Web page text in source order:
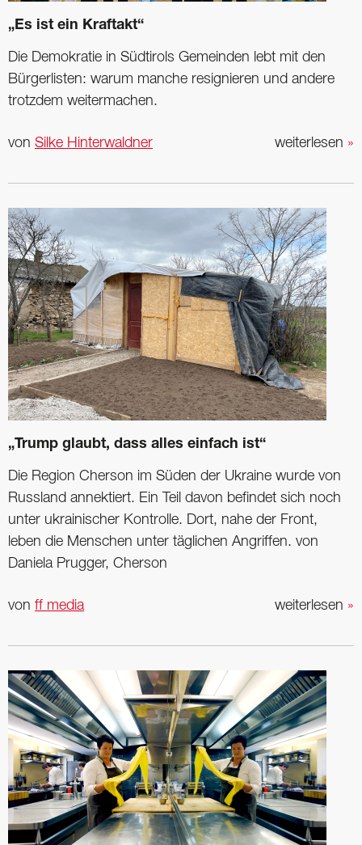
„Es ist ein Kraftakt“
Die Demokratie in Südtirols Gemeinden lebt mit den
Bürgerlisten: warum manche resignieren und andere
trotzdem weitermachen.
weiterlesen »
von Silke Hinterwaldner
„Trump glaubt, dass alles einfach ist“
Die Region Cherson im Süden der Ukraine wurde von
Russland annektiert. Ein Teil davon befindet sich noch
unter ukrainischer Kontrolle. Dort, nahe der Front,
leben die Menschen unter täglichen Angriffen. von
Daniela Prugger, Cherson
weiterlesen »
von ff media